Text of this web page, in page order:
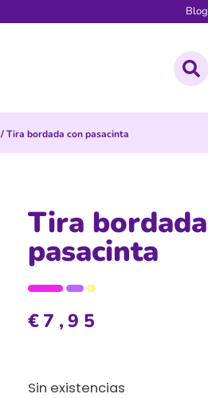
Blog
/ Tira bordada con pasacinta
Tira
pasacinta
€7,95
Sin existencias